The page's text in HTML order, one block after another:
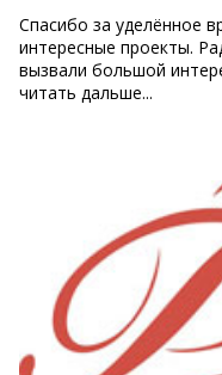
Спасибо за уделённое
интересные проекты.
вызвали большой
читать дальше...